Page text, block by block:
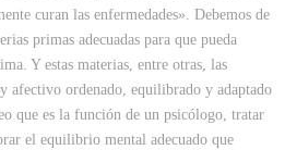
curan las enfermedades». Debemos de
primas adecuadas para que pueda
Y estas materias, entre otras, las
afectivo ordenado, equilibrado y adaptado
que es la función de un psicólogo, tratar
el equilibrio mental adecuado que